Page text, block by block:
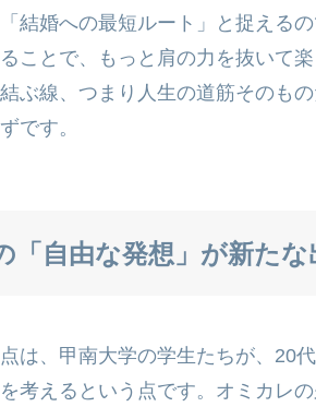
結婚への最短ルート」と捉える
ことで、もっと肩の力を抜いて
ぶ線、つまり人生の道筋そのも
です。
「自由な発想」が新た
は、甲南大学の学生たちが、20
考えるという点です。オミカレ